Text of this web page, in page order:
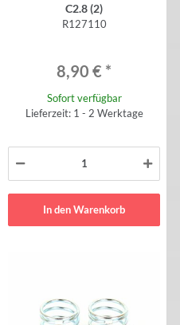
C2.8 (2)
R127110
8,90 € *
Sofort verfügbar
Lieferzeit: 1 - 2 Werktage
In den Warenkorb